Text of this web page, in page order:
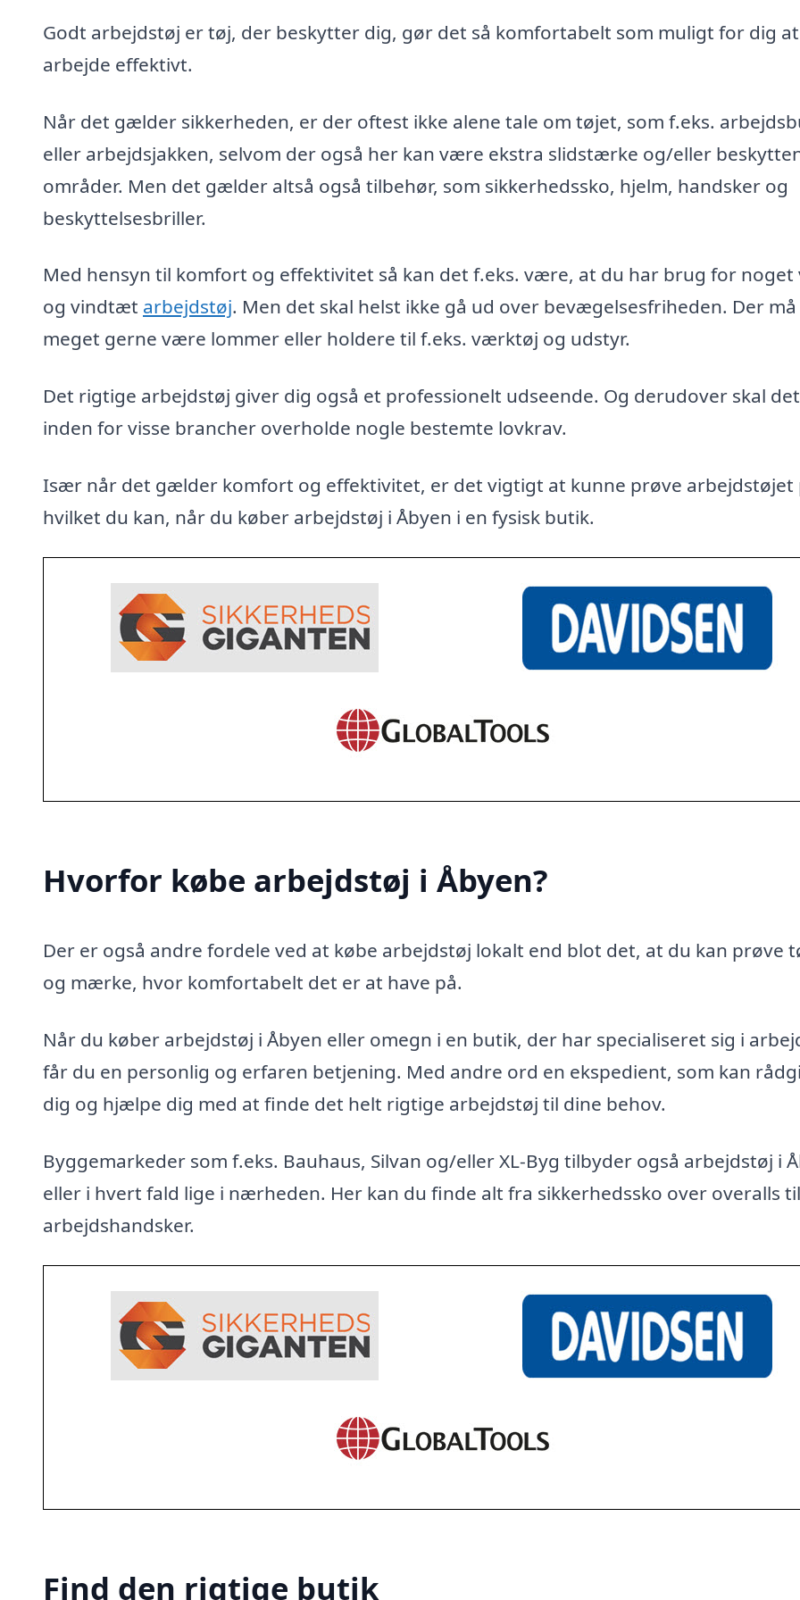
Godt arbejdstøj er tøj, der beskytter dig, gør det så komfortabelt som muligt for dig at
arbejde effektivt.
Når det gælder sikkerheden, er der oftest ikke alene tale om tøjet, som f.eks.
eller arbejdsjakken, selvom der også her kan være ekstra slidstærke og/eller
områder. Men det gælder altså også tilbehør, som sikkerhedssko, hjelm, handsker og
beskyttelsesbriller.
Med hensyn til komfort og effektivitet så kan det f.eks. være, at du har brug for noget
og vindtæt arbejdstøj. Men det skal helst ikke gå ud over bevægelsesfriheden. Der
meget gerne være lommer eller holdere til f.eks. værktøj og udstyr.
Det rigtige arbejdstøj giver dig også et professionelt udseende. Og derudover skal det
inden for visse brancher overholde nogle bestemte lovkrav.
Især når det gælder komfort og effektivitet, er det vigtigt at kunne prøve arbejdstøjet
hvilket du kan, når du køber arbejdstøj i Åbyen i en fysisk butik.
Hvorfor købe arbejdstøj i Åbyen?
Der er også andre fordele ved at købe arbejdstøj lokalt end blot det, at du kan prøve
og mærke, hvor komfortabelt det er at have på.
Når du køber arbejdstøj i Åbyen eller omegn i en butik, der har specialiseret sig i
får du en personlig og erfaren betjening. Med andre ord en ekspedient, som kan
dig og hjælpe dig med at finde det helt rigtige arbejdstøj til dine behov.
Byggemarkeder som f.eks. Bauhaus, Silvan og/eller XL-Byg tilbyder også arbejdstøj i
eller i hvert fald lige i nærheden. Her kan du finde alt fra sikkerhedssko over overalls til
arbejdshandsker.
Find den rigtige butik